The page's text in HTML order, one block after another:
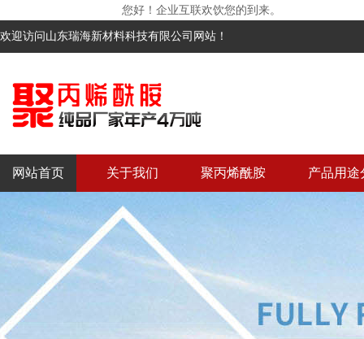
您好！企业互联欢饮您的到来。
欢迎访问山东瑞海新材料科技有限公司网站！
网站首页 关于我们 聚丙烯酰胺 产品用途